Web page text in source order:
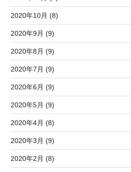
2020年10月 (8)
2020年9月 (9)
2020年8月 (9)
2020年7月 (9)
2020年6月 (9)
2020年5月 (9)
2020年4月 (8)
2020年3月 (9)
2020年2月 (8)